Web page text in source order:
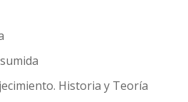
Historia y Teoría